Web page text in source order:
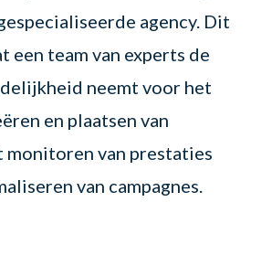
agency. Dit
een team van experts de
neemt voor het
en plaatsen van
monitoren van prestaties
van campagnes.